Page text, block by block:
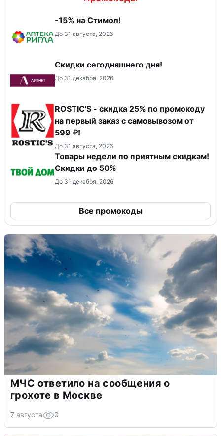
-15% на Стимол!
До 31 августа, 2026
Скидки сегодняшнего дня!
До 31 декабря, 2026
ROSTIC'S - скидка 25% по промокоду
на первый заказ с самовывозом от
599 ₽!
До 31 августа, 2026
Товары недели по приятным скидкам!
Скидки до 50%
До 31 декабря, 2026
Все промокоды
МЧС ответило на сообщения о
грохоте в Москве
7 августа 0